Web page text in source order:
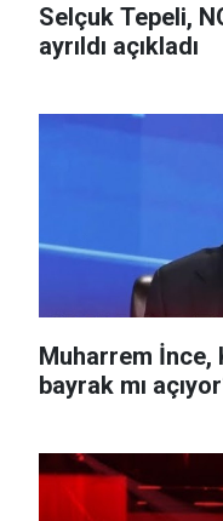
Selçuk Tepeli,
ayrıldı açıkladı
Muharrem İnce,
bayrak mı